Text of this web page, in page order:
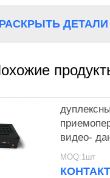
РАСКРЫТЬ ДЕТАЛИ
видео-
системы
передачи
MOQ:1шт
КОНТАКТ